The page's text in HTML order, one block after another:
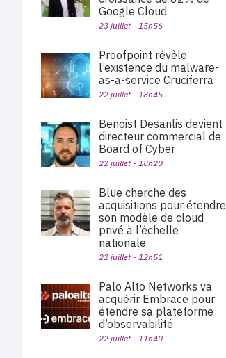
Google Cloud
23 juillet - 15h56
Proofpoint révèle
l’existence du malware-
as-a-service Cruciferra
22 juillet - 18h45
Benoist Desanlis devient
directeur commercial de
Board of Cyber
22 juillet - 18h20
Blue cherche des
acquisitions pour étendre
son modèle de cloud
privé à l’échelle
nationale
22 juillet - 12h51
Palo Alto Networks va
acquérir Embrace pour
étendre sa plateforme
d’observabilité
22 juillet - 11h40